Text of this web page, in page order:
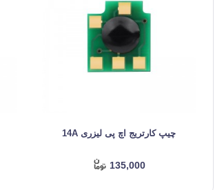
چیپ کارتریج اچ پی لیزری 14A
135,000